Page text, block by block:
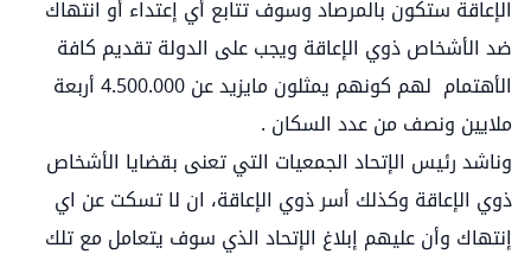
الإعاقة ستكون بالمرصاد وسوف تتابع أي إعتداء أو انتهاك
ضد الأشخاص ذوي الإعاقة ويجب على الدولة تقديم كافة
الأهتمام لهم كونهم يمثلون مايزيد عن 4.500.000 أربعة
ملايين ونصف من عدد السكان .
وناشد رئيس الإتحاد الجمعيات التي تعنى بقضايا الأشخاص
ذوي الإعاقة وكذلك أسر ذوي الإعاقة، ان لا تسكت عن اي
إنتهاك وأن عليهم إبلاغ الإتحاد الذي سوف يتعامل مع تلك